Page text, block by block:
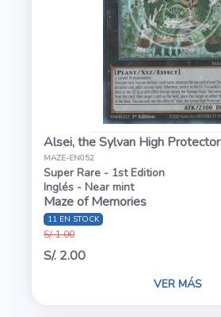
Alsei, the Sylvan High Protector
MAZE-EN052
Super Rare - 1st Edition
Inglés - Near mint
Maze of Memories
11 EN STOCK
S/. 1.00
S/. 2.00
VER MÁS